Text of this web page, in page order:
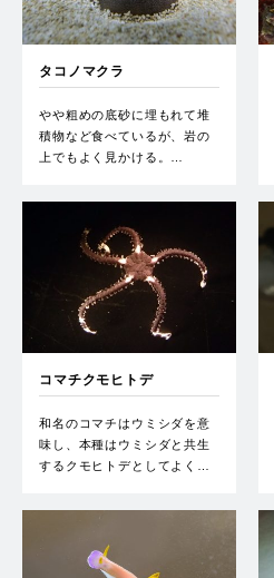
タコノマクラ
やや粗めの底砂に埋もれて堆
積物など食べているが、岩の
上でもよく見かける。…
コマチクモヒトデ
和名のコマチはウミシダを意
味し、本種はウミシダと共生
するクモヒトデとしてよく…